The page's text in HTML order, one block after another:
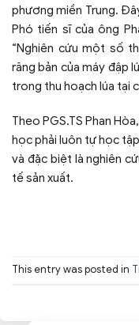
phương miền Trung.
Phó tiến sĩ của ông
“Nghiên cứu một số
răng bản của máy đập
trong thu hoạch lúa tại
Theo PGS.TS Phan
học phải luôn tự học
và đặc biệt là nghiên
tế sản xuất.
This entry was posted in